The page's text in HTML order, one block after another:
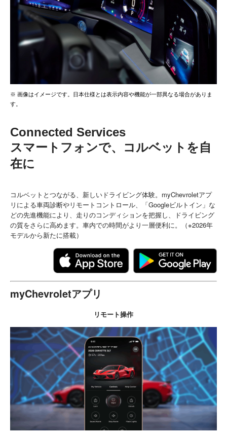
※ 画像はイメージです。日本仕様とは表示内容や機能が一部異なる場合がありま
す。
Connected Services
スマートフォンで、コルベットを自
在に
コルベットとつながる、新しいドライビング体験。myChevroletアプ
リによる車両診断やリモートコントロール、「Googleビルトイン」な
どの先進機能により、走りのコンディションを把握し、ドライビング
の質をさらに高めます。車内での時間がより一層便利に。（※2026年
モデルから新たに搭載）
myChevroletアプリ
リモート操作